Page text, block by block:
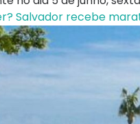
Salvador recebe